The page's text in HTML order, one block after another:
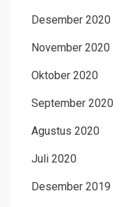
Desember 2020
November 2020
Oktober 2020
September 2020
Agustus 2020
Juli 2020
Desember 2019